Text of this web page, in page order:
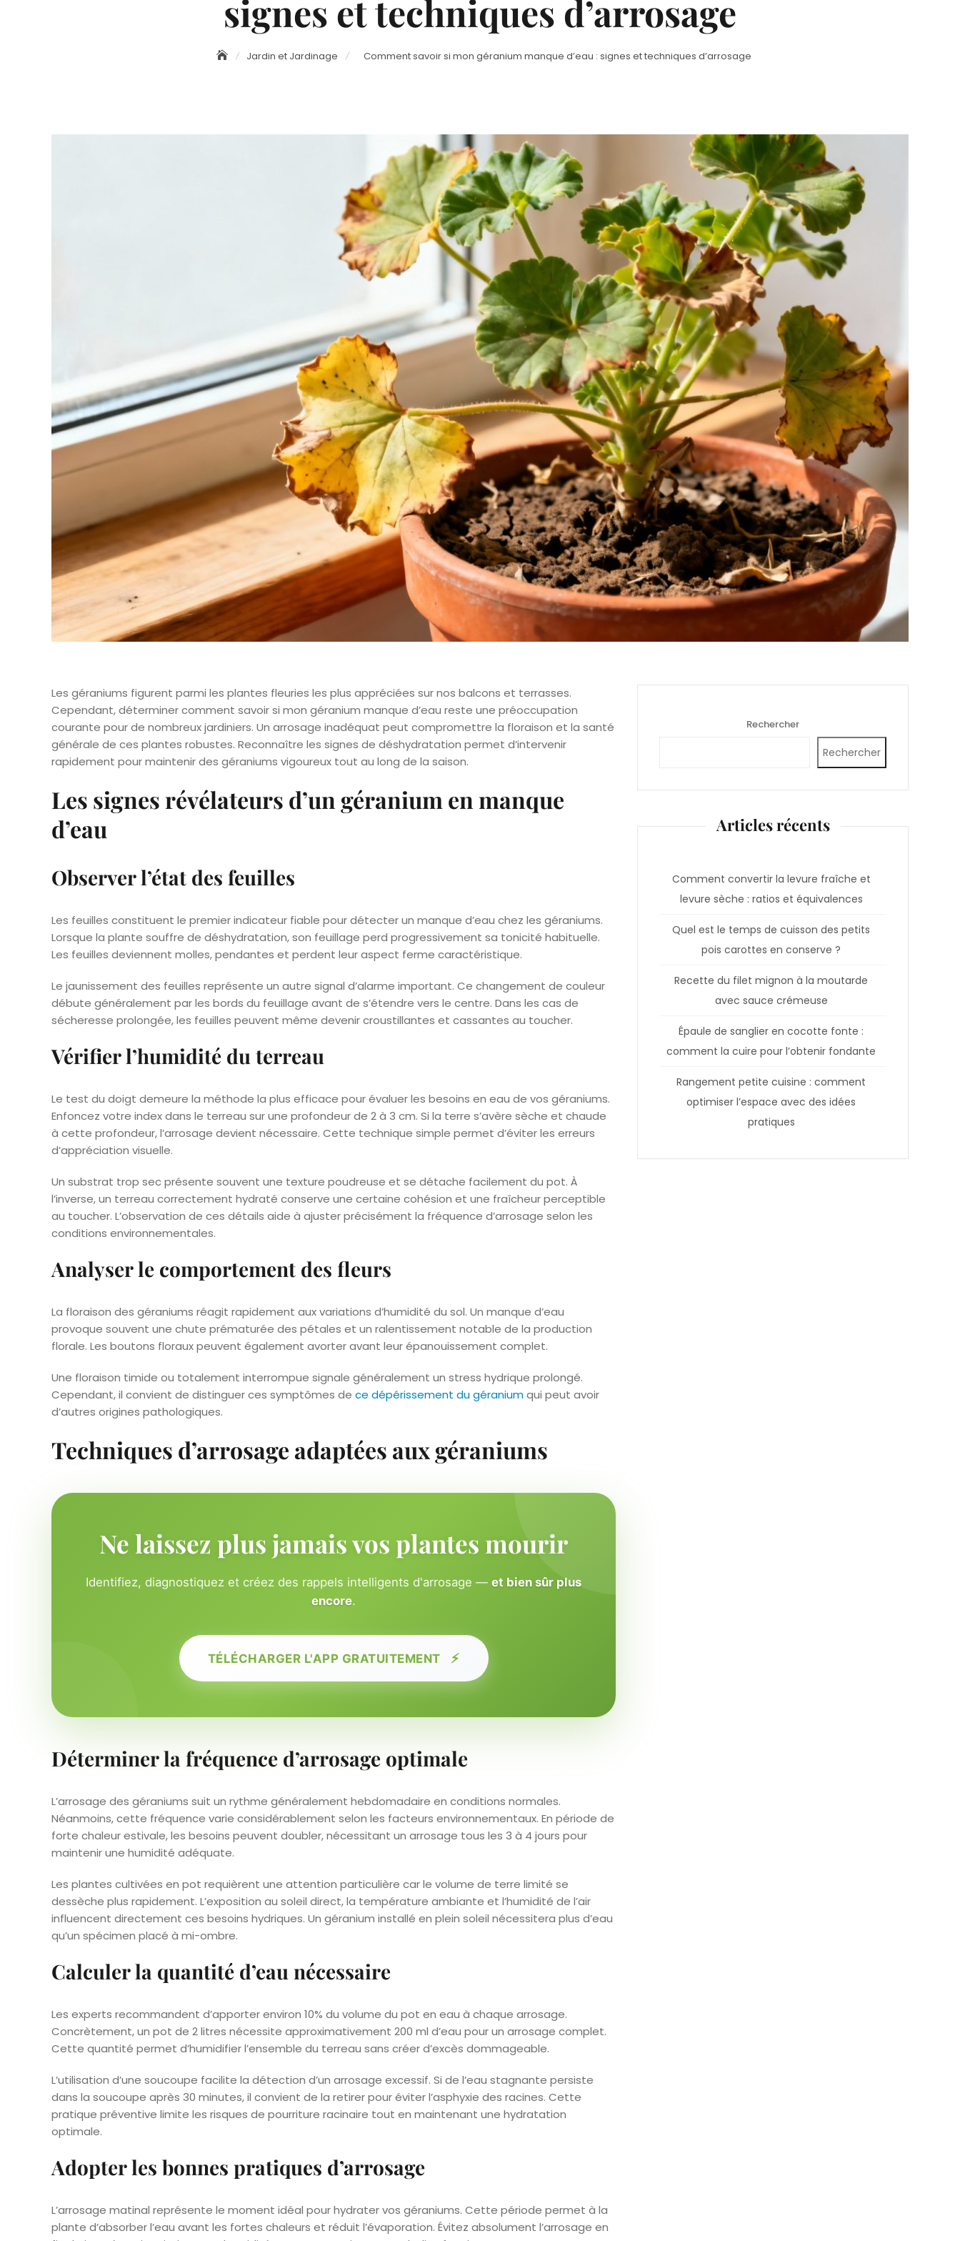
signes et techniques d’arrosage
Jardin et Jardinage Comment savoir si mon géranium manque d’eau : signes et techniques d’arrosage
Les géraniums figurent parmi les plantes fleuries les plus appréciées sur nos balcons et terrasses.
Cependant, déterminer comment savoir si mon géranium manque d’eau reste une préoccupation
courante pour de nombreux jardiniers. Un arrosage inadéquat peut compromettre la floraison et la santé
générale de ces plantes robustes. Reconnaître les signes de déshydratation permet d’intervenir
rapidement pour maintenir des géraniums vigoureux tout au long de la saison.
Les signes révélateurs d’un géranium en manque
d’eau
Observer l’état des feuilles
Les feuilles constituent le premier indicateur fiable pour détecter un manque d’eau chez les géraniums.
Lorsque la plante souffre de déshydratation, son feuillage perd progressivement sa tonicité habituelle.
Les feuilles deviennent molles, pendantes et perdent leur aspect ferme caractéristique.
Le jaunissement des feuilles représente un autre signal d’alarme important. Ce changement de couleur
débute généralement par les bords du feuillage avant de s’étendre vers le centre. Dans les cas de
sécheresse prolongée, les feuilles peuvent même devenir croustillantes et cassantes au toucher.
Vérifier l’humidité du terreau
Le test du doigt demeure la méthode la plus efficace pour évaluer les besoins en eau de vos géraniums.
Enfoncez votre index dans le terreau sur une profondeur de 2 à 3 cm. Si la terre s’avère sèche et chaude
à cette profondeur, l’arrosage devient nécessaire. Cette technique simple permet d’éviter les erreurs
d’appréciation visuelle.
Un substrat trop sec présente souvent une texture poudreuse et se détache facilement du pot. À
l’inverse, un terreau correctement hydraté conserve une certaine cohésion et une fraîcheur perceptible
au toucher. L’observation de ces détails aide à ajuster précisément la fréquence d’arrosage selon les
conditions environnementales.
Analyser le comportement des fleurs
La floraison des géraniums réagit rapidement aux variations d’humidité du sol. Un manque d’eau
provoque souvent une chute prématurée des pétales et un ralentissement notable de la production
florale. Les boutons floraux peuvent également avorter avant leur épanouissement complet.
Une floraison timide ou totalement interrompue signale généralement un stress hydrique prolongé.
Cependant, il convient de distinguer ces symptômes de ce dépérissement du géraniumqui peut avoir
d’autres origines pathologiques.
Techniques d’arrosage adaptées aux géraniums
Ne laissez plus jamais vos plantes mourir
Identifiez, diagnostiquez et créez des rappels intelligents d'arrosage — et bien sûr plus
encore.
TÉLÉCHARGER L'APP GRATUITEMENT ⚡
Déterminer la fréquence d’arrosage optimale
L’arrosage des géraniums suit un rythme généralement hebdomadaire en conditions normales.
Néanmoins, cette fréquence varie considérablement selon les facteurs environnementaux. En période de
forte chaleur estivale, les besoins peuvent doubler, nécessitant un arrosage tous les 3 à 4 jours pour
maintenir une humidité adéquate.
Les plantes cultivées en pot requièrent une attention particulière car le volume de terre limité se
dessèche plus rapidement. L’exposition au soleil direct, la température ambiante et l’humidité de l’air
influencent directement ces besoins hydriques. Un géranium installé en plein soleil nécessitera plus d’eau
qu’un spécimen placé à mi-ombre.
Calculer la quantité d’eau nécessaire
Les experts recommandent d’apporter environ 10% du volume du pot en eau à chaque arrosage.
Concrètement, un pot de 2 litres nécessite approximativement 200 ml d’eau pour un arrosage complet.
Cette quantité permet d’humidifier l’ensemble du terreau sans créer d’excès dommageable.
L’utilisation d’une soucoupe facilite la détection d’un arrosage excessif. Si de l’eau stagnante persiste
dans la soucoupe après 30 minutes, il convient de la retirer pour éviter l’asphyxie des racines. Cette
pratique préventive limite les risques de pourriture racinaire tout en maintenant une hydratation
optimale.
Adopter les bonnes pratiques d’arrosage
L’arrosage matinal représente le moment idéal pour hydrater vos géraniums. Cette période permet à la
plante d’absorber l’eau avant les fortes chaleurs et réduit l’évaporation. Évitez absolument l’arrosage en
Rechercher
Rechercher
Articles récents
Comment convertir la levure fraîche et
levure sèche : ratios et équivalences
Quel est le temps de cuisson des petits
pois carottes en conserve ?
Recette du filet mignon à la moutarde
avec sauce crémeuse
Épaule de sanglier en cocotte fonte :
comment la cuire pour l’obtenir fondante
Rangement petite cuisine : comment
optimiser l’espace avec des idées
pratiques